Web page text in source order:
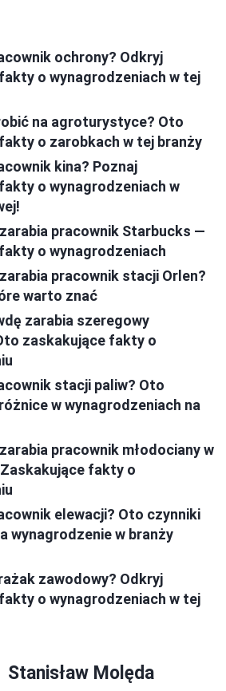
ochrony? Odkryj
o wynagrodzeniach w tej
na agroturystyce? Oto
o zarobkach w tej branży
kina? Poznaj
o wynagrodzeniach w
pracownik Starbucks —
o wynagrodzeniach
pracownik stacji Orlen?
warto znać
zarabia szeregowy
zaskakujące fakty o
stacji paliw? Oto
w wynagrodzeniach na
pracownik młodociany w
Zaskakujące fakty o
elewacji? Oto czynniki
wynagrodzenie w branży
zawodowy? Odkryj
o wynagrodzeniach w tej
Stanisław Molęda